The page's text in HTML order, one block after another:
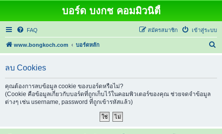
บอร์ด บงกช คอมมิวนิตี้
FAQ เข้าสู่ระบบ
สมัครสมาชิก
www.bongkoch.com บอร์ดหลัก
า
ลบ Cookies
คุณต้องการลบข้อมูล cookie ของบอร์ดหรือไม่?
(Cookie คือข้อมูลเกี่ยวกับบอร์ดที่ถูกเก็บไว้ในคอมพิวเตอร์ของคุณ ช่วยจดจำข้อมูล
ต่างๆ เช่น username, password ที่ถูกเข้ารหัสแล้ว)